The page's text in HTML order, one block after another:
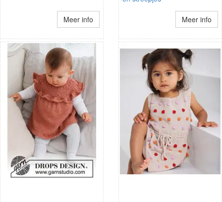
Meer info Meer info